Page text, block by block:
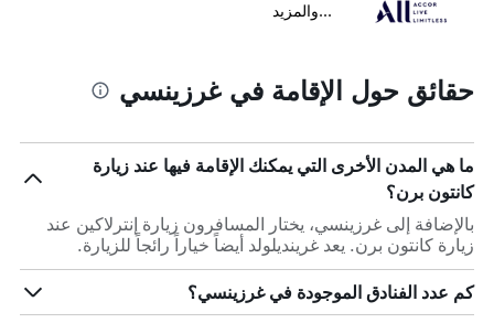
...والمزيد
حقائق حول الإقامة في غرزينسي
ما هي المدن الأخرى التي يمكنك الإقامة فيها عند زيارة
كانتون برن؟
بالإضافة إلى غرزينسي، يختار المسافرون زيارة إنترلاكين عند
زيارة كانتون برن. يعد غرينديلولد أيضاً خياراً رائجاً للزيارة.
كم عدد الفنادق الموجودة في غرزينسي؟